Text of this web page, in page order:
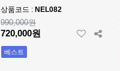
상품코드 : NEL082
990,000원
720,000원
베스트